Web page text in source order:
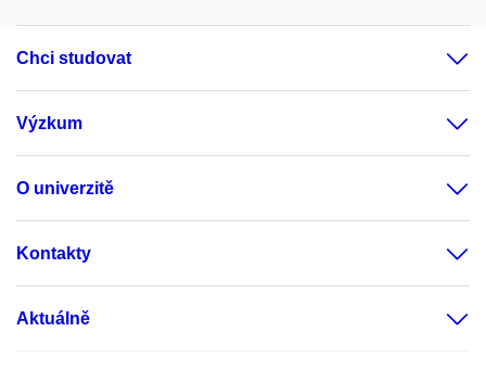
Chci studovat
Výzkum
O univerzitě
Kontakty
Aktuálně